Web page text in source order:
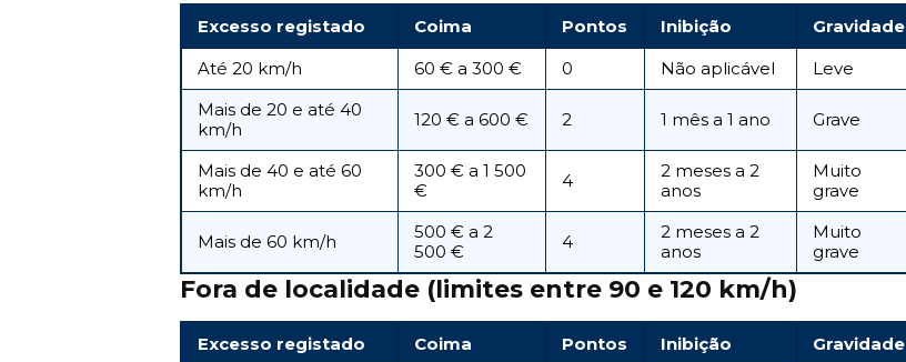
Excesso registado Coima Pontos Inibição
Gravidade
Até 20 km/h
60 € a 300 € 0 Não aplicável
Leve
Mais de 20 e até 40
km/h
120 € a 600 € 2 1 mês a 1 ano Grave
Mais de 40 e até 60
km/h
300 € a 1 500
€
4
2 meses a 2
anos
Muito
grave
Mais de 60 km/h
500 € a 2
500 €
4
2 meses a 2
anos
Muito
grave
Fora de localidade (limites entre 90 e 120 km/h)
Excesso registado Coima Pontos Inibição
Gravidade